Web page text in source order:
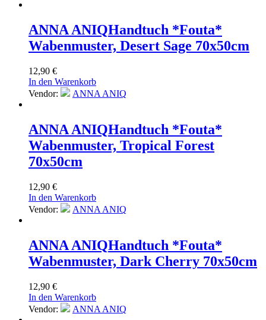
ANNA ANIQHandtuch *Fouta*
Wabenmuster, Desert Sage 70x50cm
12,90 €
In den Warenkorb
Vendor:
ANNA ANIQ
ANNA ANIQHandtuch *Fouta*
Wabenmuster, Tropical Forest
70x50cm
12,90 €
In den Warenkorb
Vendor:
ANNA ANIQ
ANNA ANIQHandtuch *Fouta*
Wabenmuster, Dark Cherry 70x50cm
12,90 €
In den Warenkorb
Vendor:
ANNA ANIQ